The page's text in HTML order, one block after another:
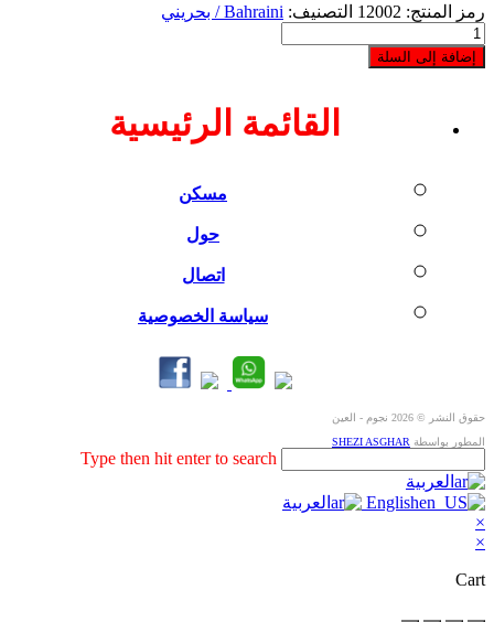
رمز المنتج: 12002 التصنيف: Bahraini / بحريني
كمية
Oud
Bahraini
إضافة إلى السلة
القائمة الرئيسية
مسكن
حول
اتصال
سياسة الخصوصية
حقوق النشر © 2026 نجوم - العين
المطور بواسطة SHEZI ASGHAR
this
website
Type then hit enter to search
العربية
English
العربية
×
×
Cart